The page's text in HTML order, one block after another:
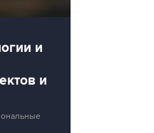
и
и